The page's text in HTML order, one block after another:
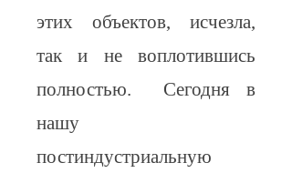
этих объектов, исчезла,
так и не воплотившись
полностью. Сегодня в
нашу
постиндустриальную